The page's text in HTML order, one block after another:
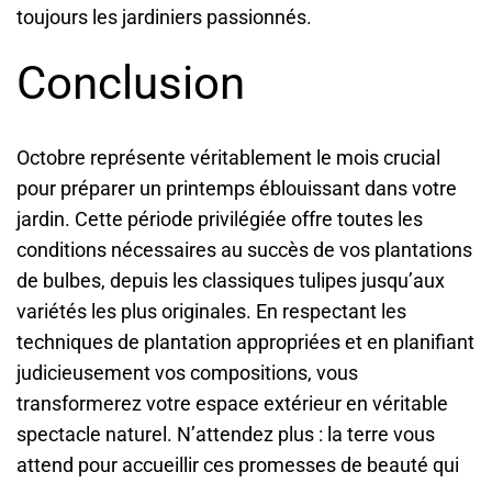
toujours les jardiniers passionnés.
Conclusion
Octobre représente véritablement le mois crucial
pour préparer un printemps éblouissant dans votre
jardin. Cette période privilégiée offre toutes les
conditions nécessaires au succès de vos plantations
de bulbes, depuis les classiques tulipes jusqu’aux
variétés les plus originales. En respectant les
techniques de plantation appropriées et en planifiant
judicieusement vos compositions, vous
transformerez votre espace extérieur en véritable
spectacle naturel. N’attendez plus : la terre vous
attend pour accueillir ces promesses de beauté qui